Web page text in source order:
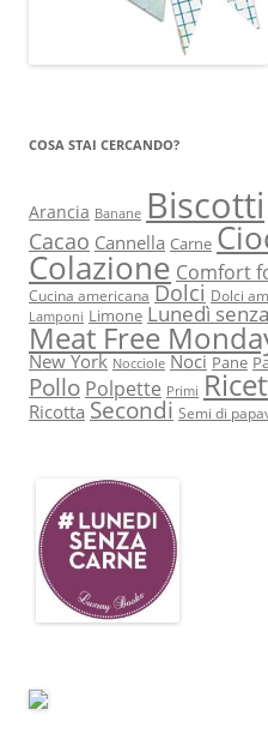
COSA STAI CERCANDO?
Arancia Banane Biscotti
Cacao Cannella Carne
Colazione Comfort
Cucina americana Dolci Dolci
Lamponi Limone Lunedì
Meat Free
New York Nocciole Noci Pane
Pollo Polpette Primi
Ricotta Secondi Semi di